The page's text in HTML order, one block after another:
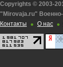
Copyrights © 2003-
"Mirovaja.ru"
Контакты
О нас